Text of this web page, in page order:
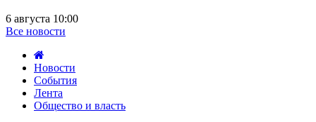
6 августа 10:00
Все новости
Новости
События
Лента
Общество и власть